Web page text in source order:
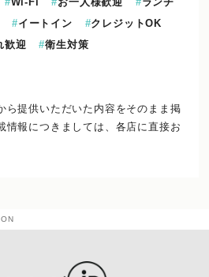
イートイン
クレジットOK
歓迎 衛生対策
ら提供いただいた内容をそのまま掲
情報につきましては、各店に直接お